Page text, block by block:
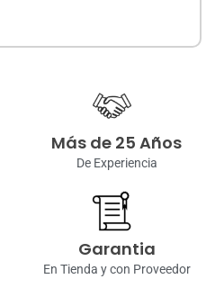
Más de 25 Años
De Experiencia
Garantia
En Tienda y con Proveedor